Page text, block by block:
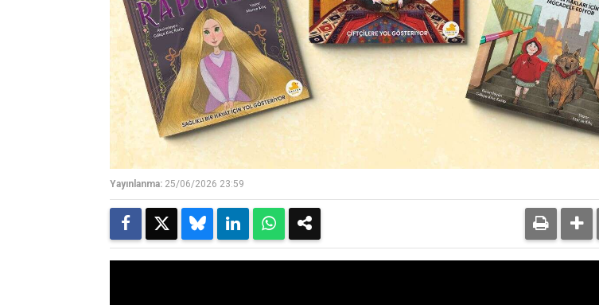
Yayınlanma: 25/06/2026 23:59